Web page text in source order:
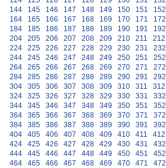
144
145 146 147 148 149 150 151 152
164
165 166 167 168 169 170 171 172
184
185 186 187 188 189 190 191 192
204
205 206 207 208 209 210 211 212
224
225 226 227 228 229 230 231 232
244
245 246 247 248 249 250 251 252
264
265 266 267 268 269 270 271 272
284
285 286 287 288 289 290 291 292
304
305 306 307 308 309 310 311 312
324
325 326 327 328 329 330 331 332
344
345 346 347 348 349 350 351 352
364
365 366 367 368 369 370 371 372
384
385 386 387 388 389 390 391 392
404
405 406 407 408 409 410 411 412
424
425 426 427 428 429 430 431 432
444
445 446 447 448 449 450 451 452
464
465 466 467 468 469 470 471 472